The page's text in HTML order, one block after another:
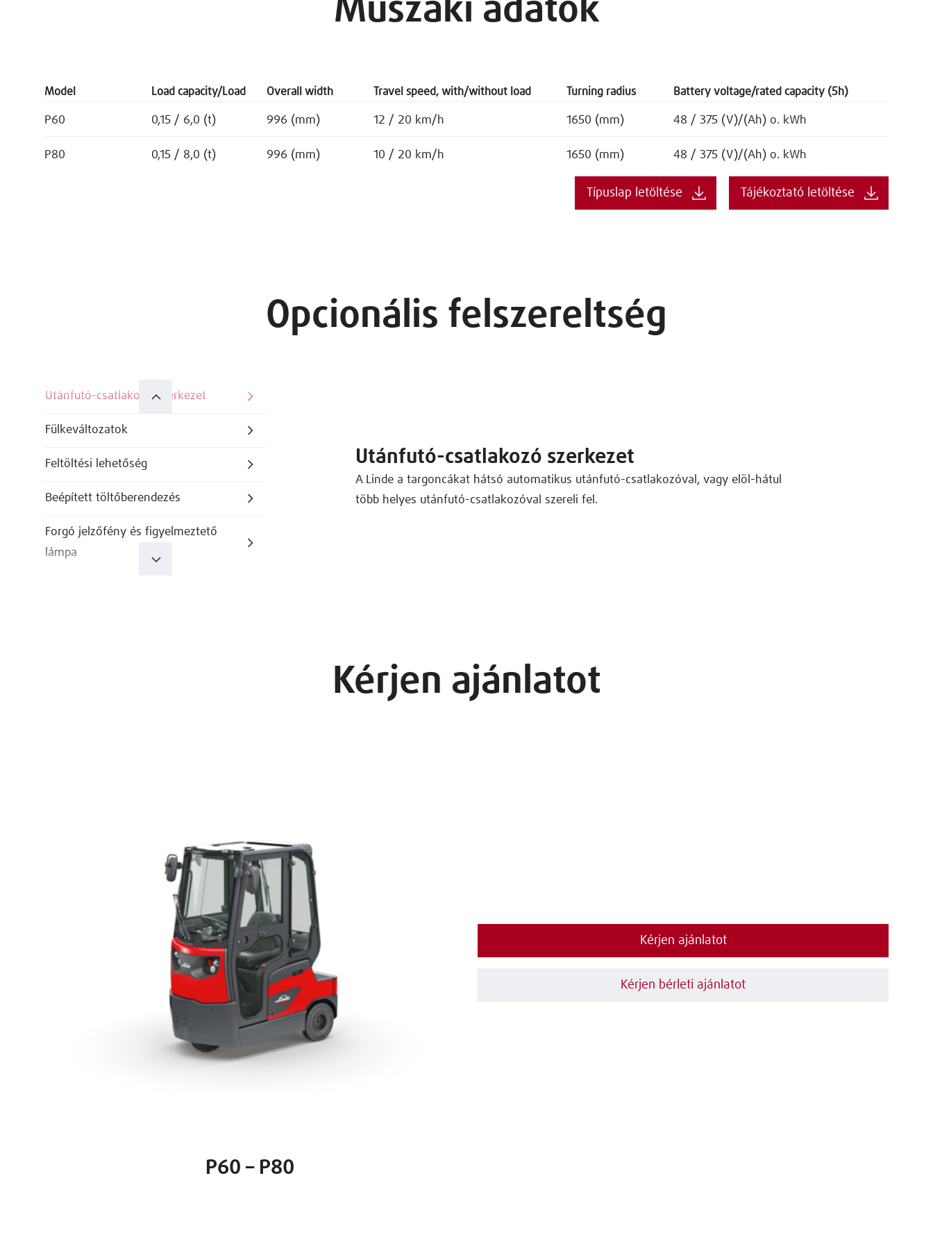
Műszaki adatok
Model Load capacity/Load Overall width Travel speed, with/without load Turning radius Battery voltage/rated capacity (5h)
P60 0,15 / 6,0 (t) 996 (mm) 12 / 20 km/h 1650 (mm) 48 / 375 (V)/(Ah) o. kWh
P80 0,15 / 8,0 (t) 996 (mm) 10 / 20 km/h 1650 (mm) 48 / 375 (V)/(Ah) o. kWh
Típuslap letöltése Tájékoztató letöltése
Opcionális felszereltség
Utánfutó-csatlakozó szerkezet
Fülkeváltozatok
Feltöltési lehetőség
Beépített töltőberendezés
Forgó jelzőfény és figyelmeztető
lámpa
Utánfutó-csatlakozó szerkezet
A Linde a targoncákat hátsó automatikus utánfutó-csatlakozóval, vagy elöl-hátul
több helyes utánfutó-csatlakozóval szereli fel.
Kérjen ajánlatot
P60 – P80
Kérjen ajánlatot
Kérjen bérleti ajánlatot